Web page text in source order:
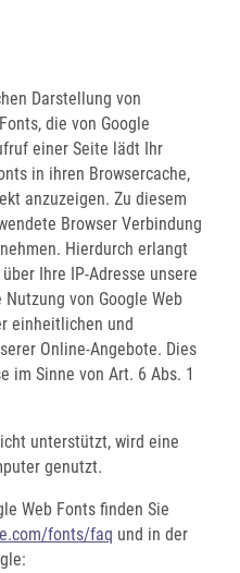
Darstellung von
die von Google
einer Seite lädt Ihr
in ihren Browsercache,
anzuzeigen. Zu diesem
Browser Verbindung
Hierdurch erlangt
Ihre IP-Adresse unsere
von Google Web
einheitlichen und
Online-Angebote. Dies
im Sinne von Art. 6 Abs. 1
unterstützt, wird eine
genutzt.
Web Fonts finden Sie
fonts/faq und in der